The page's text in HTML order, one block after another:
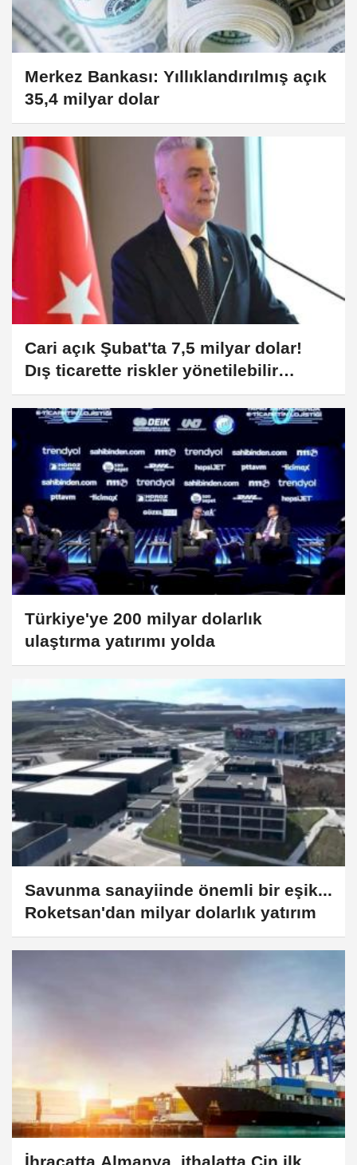
Merkez Bankası: Yıllıklandırılmış açık
35,4 milyar dolar
Cari açık Şubat'ta 7,5 milyar dolar!
Dış ticarette riskler yönetilebilir
seviyede
Türkiye'ye 200 milyar dolarlık
ulaştırma yatırımı yolda
Savunma sanayiinde önemli bir eşik...
Roketsan'dan milyar dolarlık yatırım
İhracatta Almanya, ithalatta Çin ilk